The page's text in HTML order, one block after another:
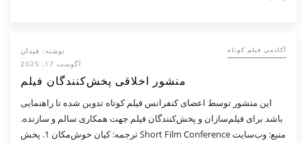
آکادمی فیلم کوتاه نوشته: فیدان
آگوست 17, 2025
منشور اخلاقی پخش‌کنندگان فیلم
این منشور توسط اعضای کنفرانس فیلم کوتاه تدوین شده تا راهنمایی
باشد برای فیلم‌سازان و پخش‌کنندگان فیلم جهت همکاری سالم و سازنده.
منبع: وب‌سایت Short Film Conference ترجمه: کیان خوش‌مکان 1. پخش